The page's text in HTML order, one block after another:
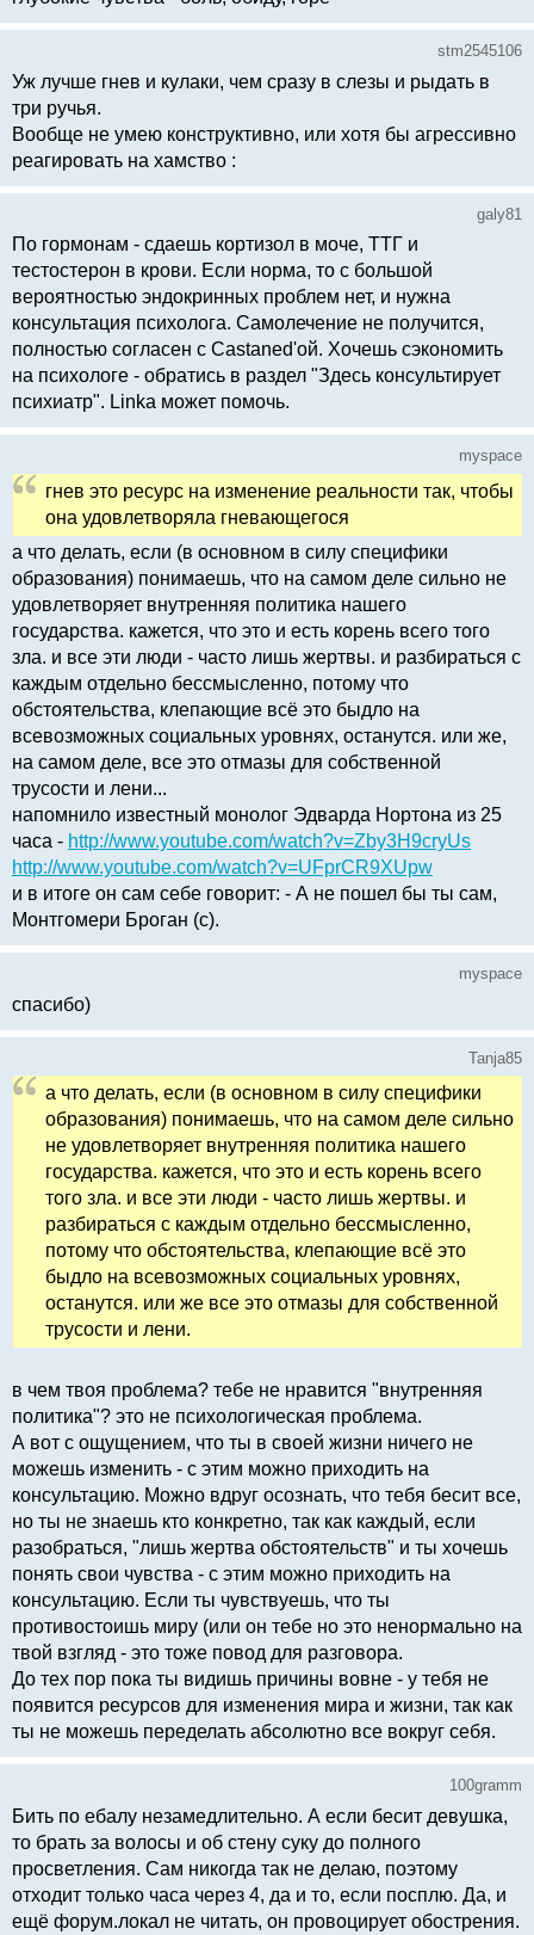
stm2545106
Уж лучше гнев и кулаки, чем сразу в слезы и рыдать в
три ручья.
Вообще не умею конструктивно, или хотя бы агрессивно
реагировать на хамство :
galy81
По гормонам - сдаешь кортизол в моче, ТТГ и
тестостерон в крови. Если норма, то с большой
вероятностью эндокринных проблем нет, и нужна
консультация психолога. Самолечение не получится,
полностью согласен с Castaned'ой. Хочешь сэкономить
на психологе - обратись в раздел "Здесь консультирует
психиатр". Linka может помочь.
myspace
гнев это ресурс на изменение реальности так, чтобы
она удовлетворяла гневающегося
а что делать, если (в основном в силу специфики
образования) понимаешь, что на самом деле сильно не
удовлетворяет внутренняя политика нашего
государства. кажется, что это и есть корень всего того
зла. и все эти люди - часто лишь жертвы. и разбираться с
каждым отдельно бессмысленно, потому что
обстоятельства, клепающие всё это быдло на
всевозможных социальных уровнях, останутся. или же,
на самом деле, все это отмазы для собственной
трусости и лени...
напомнило известный монолог Эдварда Нортона из 25
часа - http://www.youtube.com/watch?v=Zby3H9cryUs
http://www.youtube.com/watch?v=UFprCR9XUpw
и в итоге он сам себе говорит: - А не пошел бы ты сам,
Монтгомери Броган (с).
myspace
спасибо)
Tanja85
а что делать, если (в основном в силу специфики
образования) понимаешь, что на самом деле сильно
не удовлетворяет внутренняя политика нашего
государства. кажется, что это и есть корень всего
того зла. и все эти люди - часто лишь жертвы. и
разбираться с каждым отдельно бессмысленно,
потому что обстоятельства, клепающие всё это
быдло на всевозможных социальных уровнях,
останутся. или же все это отмазы для собственной
трусости и лени.
в чем твоя проблема? тебе не нравится "внутренняя
политика"? это не психологическая проблема.
А вот с ощущением, что ты в своей жизни ничего не
можешь изменить - с этим можно приходить на
консультацию. Можно вдруг осознать, что тебя бесит все,
но ты не знаешь кто конкретно, так как каждый, если
разобраться, "лишь жертва обстоятельств" и ты хочешь
понять свои чувства - с этим можно приходить на
консультацию. Если ты чувствуешь, что ты
противостоишь миру (или он тебе но это ненормально на
твой взгляд - это тоже повод для разговора.
До тех пор пока ты видишь причины вовне - у тебя не
появится ресурсов для изменения мира и жизни, так как
ты не можешь переделать абсолютно все вокруг себя.
100gramm
Бить по ебалу незамедлительно. А если бесит девушка,
то брать за волосы и об стену суку до полного
просветления. Сам никогда так не делаю, поэтому
отходит только часа через 4, да и то, если посплю. Да, и
ещё форум.локал не читать, он провоцирует обострения.